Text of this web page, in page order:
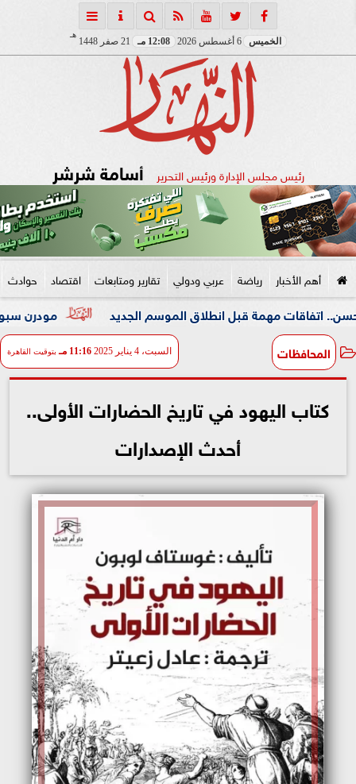
الخميس 12:08 مـ 21 صفر 1448
هـ
رئيس مجلس الإدارة ورئيس التحرير أسامة شرشر
أهم الأخبار رياضة عربي ودولي تقارير ومتابعات اقتصاد حوادث
مودرن سبورت مهمة قبل انطلاق الموسم الجديد
المحافظات السبت، 4 يناير 2025 11:16 مـ بتوقيت القاهرة
كتاب اليهود في تاريخ الحضارات الأولى..
أحدث الإصدارات